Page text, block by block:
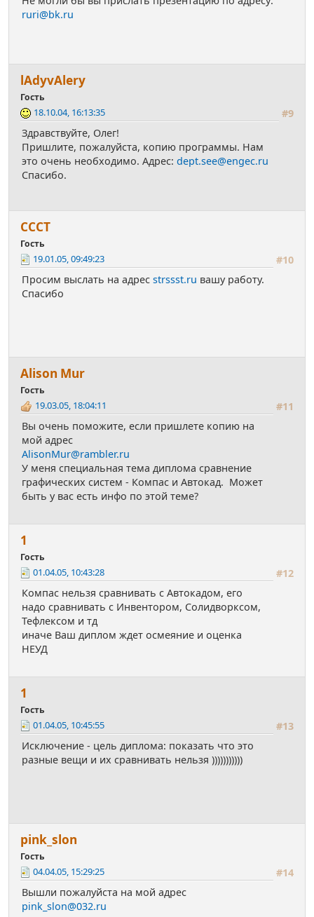
ruri@bk.ru
lАdyvАlery
Гость
#9
18.10.04, 16:13:35
Здравствуйте, Олег!
Пришлите, пожалуйста, копию программы. Нам
это очень необходимо. Адрес: dept.see@engec.ru
Спасибо.
СССТ
Гость
#10
19.01.05, 09:49:23
Просим выслать на адрес strssst.ru вашу работу.
Спасибо
Аlisоn Мur
Гость
#11
19.03.05, 18:04:11
Вы очень поможите, если пришлете копию на
мой адрес
AlisonMur@rambler.ru
У меня специальная тема диплома сравнение
графических систем - Компас и Автокад. Может
быть у вас есть инфо по этой теме?
1
Гость
#12
01.04.05, 10:43:28
Компас нельзя сравнивать с Автокадом, его
надо сравнивать с Инвентором, Солидворксом,
Тефлексом и тд
иначе Ваш диплом ждет осмеяние и оценка
НЕУД
1
Гость
#13
01.04.05, 10:45:55
Исключение - цель диплома: показать что это
разные вещи и их сравнивать нельзя )))))))))))
pink_slоn
Гость
#14
04.04.05, 15:29:25
Вышли пожалуйста на мой адрес
pink_slon@032.ru